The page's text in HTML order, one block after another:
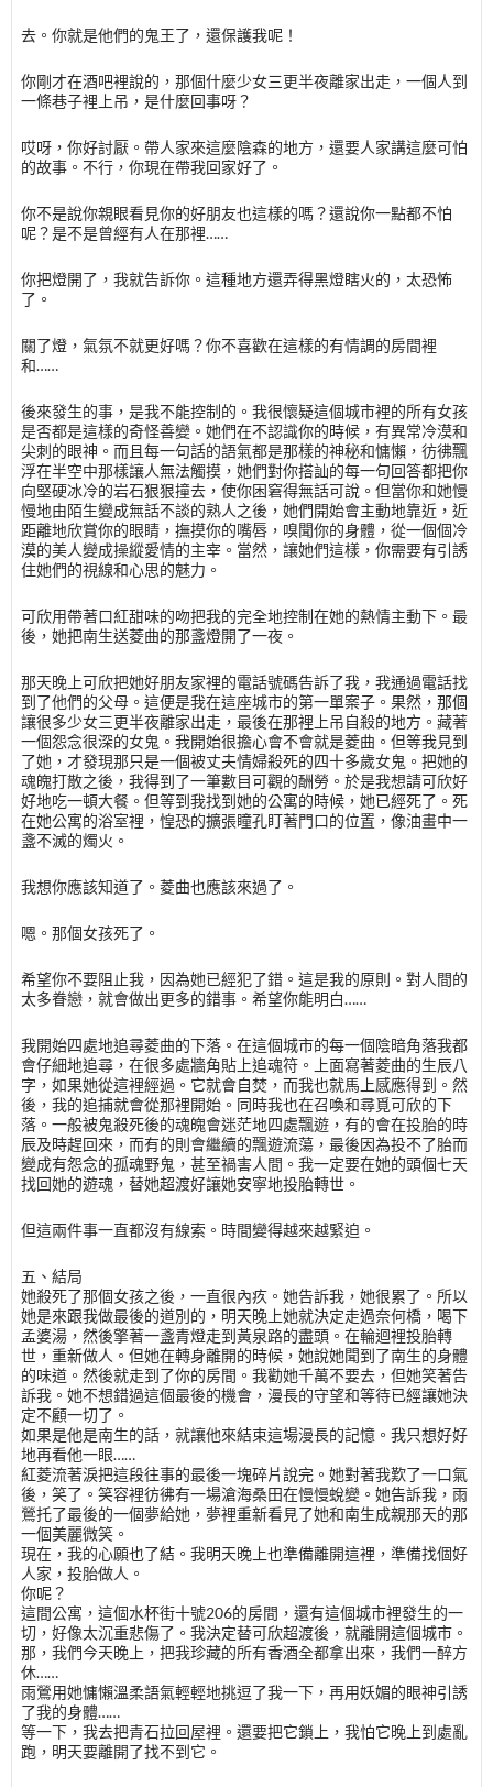
去。你就是他們的鬼王了，還保護我呢！
你剛才在酒吧裡說的，那個什麼少女三更半夜離家出走，一個人到
一條巷子裡上吊，是什麼回事呀？
哎呀，你好討厭。帶人家來這麼陰森的地方，還要人家講這麼可怕
的故事。不行，你現在帶我回家好了。
你不是說你親眼看見你的好朋友也這樣的嗎？還說你一點都不怕
呢？是不是曾經有人在那裡……
你把燈開了，我就告訴你。這種地方還弄得黑燈瞎火的，太恐怖
了。
關了燈，氣氛不就更好嗎？你不喜歡在這樣的有情調的房間裡
和……
後來發生的事，是我不能控制的。我很懷疑這個城市裡的所有女孩
是否都是這樣的奇怪善變。她們在不認識你的時候，有異常冷漠和
尖刺的眼神。而且每一句話的語氣都是那樣的神秘和慵懶，彷彿飄
浮在半空中那樣讓人無法觸摸，她們對你搭訕的每一句回答都把你
向堅硬冰冷的岩石狠狠撞去，使你困窘得無話可說。但當你和她慢
慢地由陌生變成無話不談的熟人之後，她們開始會主動地靠近，近
距離地欣賞你的眼睛，撫摸你的嘴唇，嗅聞你的身體，從一個個冷
漠的美人變成操縱愛情的主宰。當然，讓她們這樣，你需要有引誘
住她們的視線和心思的魅力。
可欣用帶著口紅甜味的吻把我的完全地控制在她的熱情主動下。最
後，她把南生送菱曲的那盞燈開了一夜。
那天晚上可欣把她好朋友家裡的電話號碼告訴了我，我通過電話找
到了他們的父母。這便是我在這座城市的第一單案子。果然，那個
讓很多少女三更半夜離家出走，最後在那裡上吊自殺的地方。藏著
一個怨念很深的女鬼。我開始很擔心會不會就是菱曲。但等我見到
了她，才發現那只是一個被丈夫情婦殺死的四十多歲女鬼。把她的
魂魄打散之後，我得到了一筆數目可觀的酬勞。於是我想請可欣好
好地吃一頓大餐。但等到我找到她的公寓的時候，她已經死了。死
在她公寓的浴室裡，惶恐的擴張瞳孔盯著門口的位置，像油畫中一
盞不滅的燭火。
我想你應該知道了。菱曲也應該來過了。
嗯。那個女孩死了。
希望你不要阻止我，因為她已經犯了錯。這是我的原則。對人間的
太多眷戀，就會做出更多的錯事。希望你能明白……
我開始四處地追尋菱曲的下落。在這個城市的每一個陰暗角落我都
會仔細地追尋，在很多處牆角貼上追魂符。上面寫著菱曲的生辰八
字，如果她從這裡經過。它就會自焚，而我也就馬上感應得到。然
後，我的追捕就會從那裡開始。同時我也在召喚和尋覓可欣的下
落。一般被鬼殺死後的魂魄會迷茫地四處飄遊，有的會在投胎的時
辰及時趕回來，而有的則會繼續的飄遊流蕩，最後因為投不了胎而
變成有怨念的孤魂野鬼，甚至禍害人間。我一定要在她的頭個七天
找回她的遊魂，替她超渡好讓她安寧地投胎轉世。
但這兩件事一直都沒有線索。時間變得越來越緊迫。
五、結局
她殺死了那個女孩之後，一直很內疚。她告訴我，她很累了。所以
她是來跟我做最後的道別的，明天晚上她就決定走過奈何橋，喝下
孟婆湯，然後擎著一盞青燈走到黃泉路的盡頭。在輪迴裡投胎轉
世，重新做人。但她在轉身離開的時候，她說她聞到了南生的身體
的味道。然後就走到了你的房間。我勸她千萬不要去，但她笑著告
訴我。她不想錯過這個最後的機會，漫長的守望和等待已經讓她決
定不顧一切了。
如果是他是南生的話，就讓他來結束這場漫長的記憶。我只想好好
地再看他一眼……
紅菱流著淚把這段往事的最後一塊碎片說完。她對著我歎了一口氣
後，笑了。笑容裡彷彿有一場滄海桑田在慢慢蛻變。她告訴我，雨
鶯托了最後的一個夢給她，夢裡重新看見了她和南生成親那天的那
一個美麗微笑。
現在，我的心願也了結。我明天晚上也準備離開這裡，準備找個好
人家，投胎做人。
你呢？
這間公寓，這個水杯街十號206的房間，還有這個城市裡發生的一
切，好像太沉重悲傷了。我決定替可欣超渡後，就離開這個城市。
那，我們今天晚上，把我珍藏的所有香酒全都拿出來，我們一醉方
休……
雨鶯用她慵懶溫柔語氣輕輕地挑逗了我一下，再用妖媚的眼神引誘
了我的身體……
等一下，我去把青石拉回屋裡。還要把它鎖上，我怕它晚上到處亂
跑，明天要離開了找不到它。